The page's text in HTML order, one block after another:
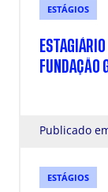
ESTÁGIOS
FUNDAÇÃO
Publicado
ESTÁGIOS